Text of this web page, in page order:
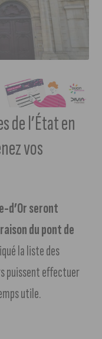
de l’État en
vos
d’Or seront
du pont de
la liste des
puissent effectuer
utile.